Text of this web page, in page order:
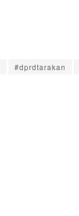
#dprdtarakan